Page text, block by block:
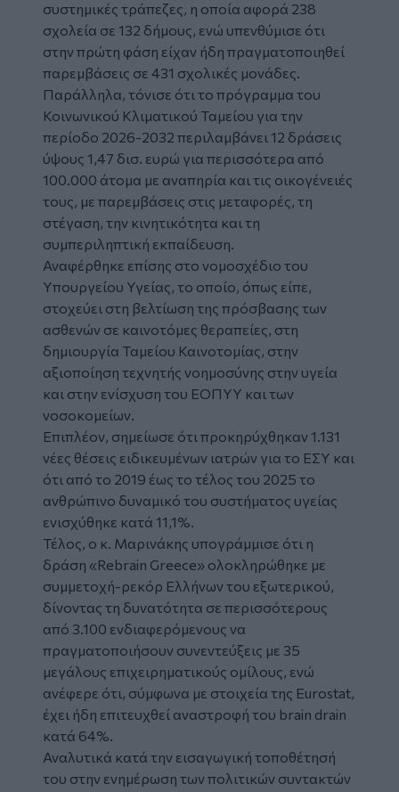
συστημικές τράπεζες, η οποία αφορά 238
σχολεία σε 132 δήμους, ενώ υπενθύμισε ότι
στην πρώτη φάση είχαν ήδη πραγματοποιηθεί
παρεμβάσεις σε 431 σχολικές μονάδες.
Παράλληλα, τόνισε ότι το πρόγραμμα του
Κοινωνικού Κλιματικού Ταμείου για την
περίοδο 2026-2032 περιλαμβάνει 12 δράσεις
ύψους 1,47 δισ. ευρώ για περισσότερα από
100.000 άτομα με αναπηρία και τις οικογένειές
τους, με παρεμβάσεις στις μεταφορές, τη
στέγαση, την κινητικότητα και τη
συμπεριληπτική εκπαίδευση.
Αναφέρθηκε επίσης στο νομοσχέδιο του
Υπουργείου Υγείας, το οποίο, όπως είπε,
στοχεύει στη βελτίωση της πρόσβασης των
ασθενών σε καινοτόμες θεραπείες, στη
δημιουργία Ταμείου Καινοτομίας, στην
αξιοποίηση τεχνητής νοημοσύνης στην υγεία
και στην ενίσχυση του ΕΟΠΥΥ και των
νοσοκομείων.
Επιπλέον, σημείωσε ότι προκηρύχθηκαν 1.131
νέες θέσεις ειδικευμένων ιατρών για το ΕΣΥ και
ότι από το 2019 έως το τέλος του 2025 το
ανθρώπινο δυναμικό του συστήματος υγείας
ενισχύθηκε κατά 11,1%.
Τέλος, ο κ. Μαρινάκης υπογράμμισε ότι η
δράση «Rebrain Greece» ολοκληρώθηκε με
συμμετοχή-ρεκόρ Ελλήνων του εξωτερικού,
δίνοντας τη δυνατότητα σε περισσότερους
από 3.100 ενδιαφερόμενους να
πραγματοποιήσουν συνεντεύξεις με 35
μεγάλους επιχειρηματικούς ομίλους, ενώ
ανέφερε ότι, σύμφωνα με στοιχεία της Eurostat,
έχει ήδη επιτευχθεί αναστροφή του brain drain
κατά 64%.
Αναλυτικά κατά την εισαγωγική τοποθέτησή
του στην ενημέρωση των πολιτικών συντακτών